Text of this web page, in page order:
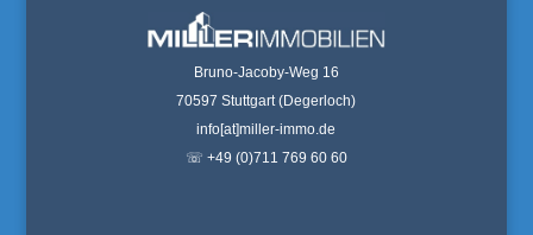
Bruno-Jacoby-Weg 16
70597 Stuttgart (Degerloch)
info[at]miller-immo.de
☏ +49 (0)711 769 60 60